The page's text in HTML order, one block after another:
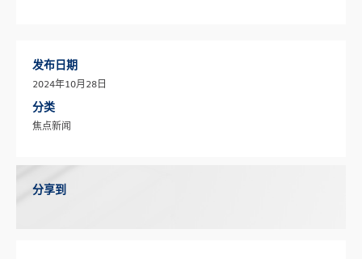
发布日期
2024年10月28日
分类
焦点新闻
分享到